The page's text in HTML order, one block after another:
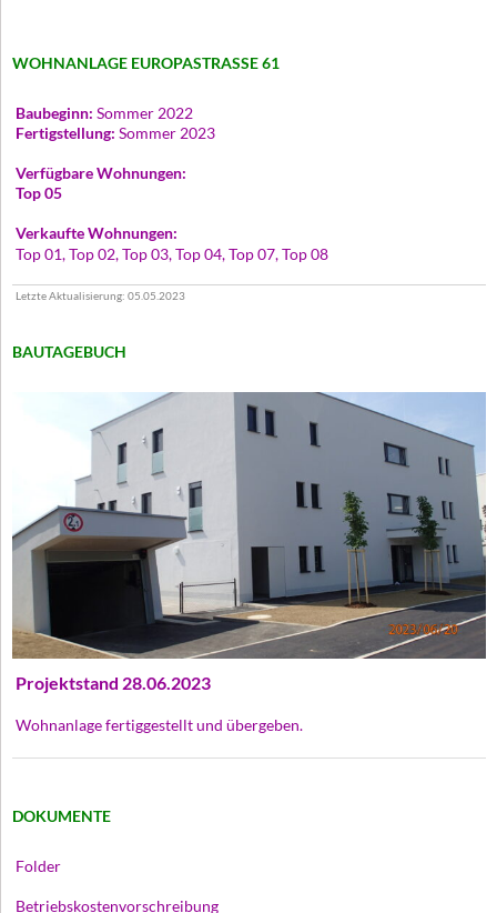
WOHNANLAGE EUROPASTRASSE 61
Baubeginn: Sommer 2022
Fertigstellung: Sommer 2023
Verfügbare Wohnungen:
Top 05
Verkaufte Wohnungen:
Top 01, Top 02, Top 03, Top 04, Top 07, Top 08
Letzte Aktualisierung: 05.05.2023
BAUTAGEBUCH
Projektstand 28.06.2023
Wohnanlage fertiggestellt und übergeben.
DOKUMENTE
Folder
Betriebskostenvorschreibung